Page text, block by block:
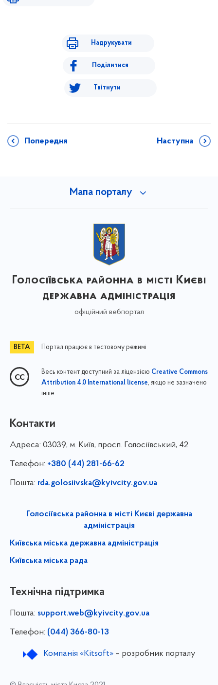
Надрукувати
Поділитися
Твітнути
Попередня Наступна
Мапа порталу
Голосіївська районна в місті Києві
державна адміністрація
офіційний вебпортал
Портал працює в тестовому режимі
Весь контент доступний за ліцензією Creative Commons
Attribution 4.0 International license, якщо не зазначено
інше
Контакти
Адреса: 03039, м. Київ, просп. Голосіївський, 42
Телефон: +380 (44) 281-66-62
Пошта: rda.golosiivska@kyivcity.gov.ua
Голосіївська районна в місті Києві державна
адміністрація
Київська міська державна адміністрація
Київська міська рада
Технічна підтримка
Пошта: support.web@kyivcity.gov.ua
Телефон: (044) 366-80-13
Компанія «Kitsoft»– розробник порталу